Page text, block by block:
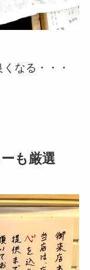
なる・・・
も厳選